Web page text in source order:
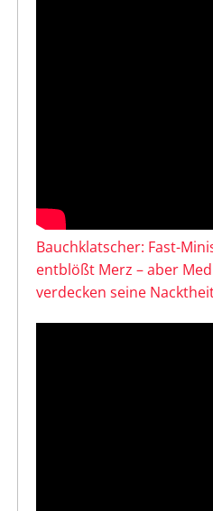
Bauchklatscher: Fast-
entblößt Merz – aber
verdecken seine